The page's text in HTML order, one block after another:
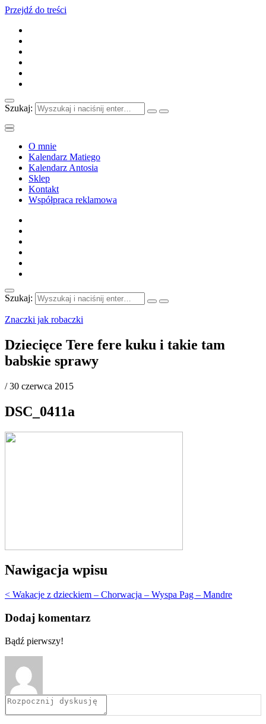
Przejdź do treści
Szukaj:
O mnie
Kalendarz Matiego
Kalendarz Antosia
Sklep
Kontakt
Współpraca reklamowa
Szukaj:
Znaczki jak robaczki
Dziecięce Tere fere kuku i takie tam
babskie sprawy
/ 30 czerwca 2015
DSC_0411a
Nawigacja wpisu
< Wakacje z dzieckiem – Chorwacja – Wyspa Pag – Mandre
Dodaj komentarz
Bądź pierwszy!